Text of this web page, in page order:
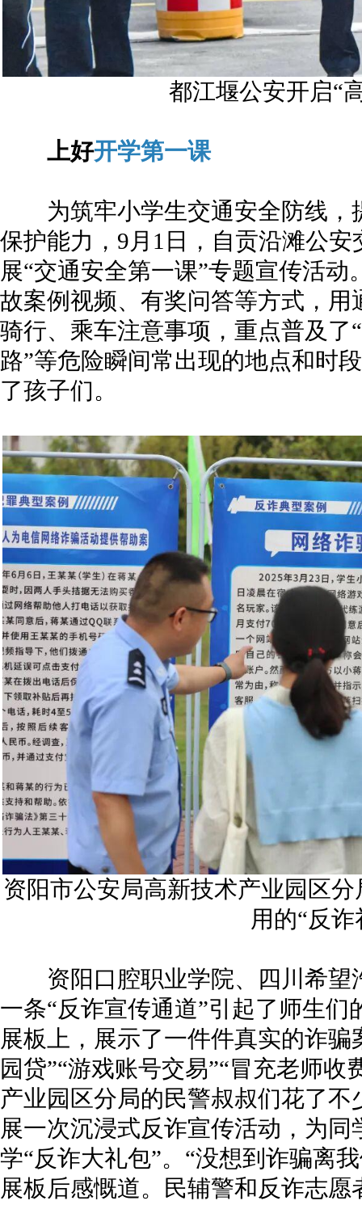
都江堰公安开启“
上好开学第一课
为筑牢小学生交通安全防线，
保护能力，9月1日，自贡沿滩公
展“交通安全第一课”专题宣传活
故案例视频、有奖问答等方式，
骑行、乘车注意事项，重点普及了
路”等危险瞬间常出现的地点和时
了孩子们。
资阳市公安局高新技术产业园区
用的“反诈
资阳口腔职业学院、四川希望
一条“反诈宣传通道”引起了师生
展板上，展示了一件件真实的诈
园贷”“游戏账号交易”“冒充老师
产业园区分局的民警叔叔们花了
展一次沉浸式反诈宣传活动，为
学“反诈大礼包”。“没想到诈骗离
展板后感慨道。民辅警和反诈志